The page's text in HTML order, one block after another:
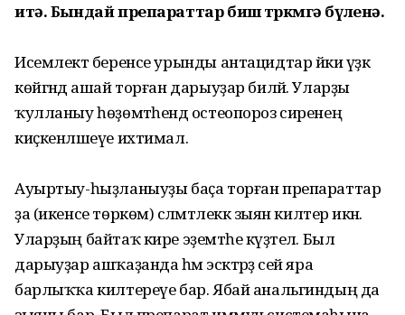
итә. Бындай препараттар биш төркөмгә бүленә.
Исемлектә беренсе урынды антацидтар йәки үҙәк
көйгәндә ашай торған дарыуҙар биләй. Уларҙы
ҡулланыу һөҙөмтәһендә остеопороз сиренең
киҫкенләшеүе ихтимал.
Ауыртыу-һыҙланыуҙы баҫа торған препараттар
ҙа (икенсе төркөм) сәләмәтлеккә зыян килтерә икән.
Уларҙың байтаҡ кире эҙемтәһе күҙәтелә. Был
дарыуҙар ашҡаҙанда һәм эсәктәрҙә сей яра
барлыҡҡа килтереүе бар. Ябай анальгиндың да